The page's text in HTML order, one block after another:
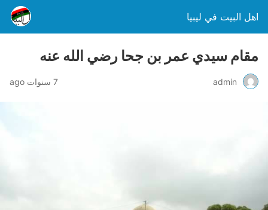
اهل البيت في ليبيا
مقام سيدي عمر بن جحا رضي الله عنه
admin 7 سنوات ago